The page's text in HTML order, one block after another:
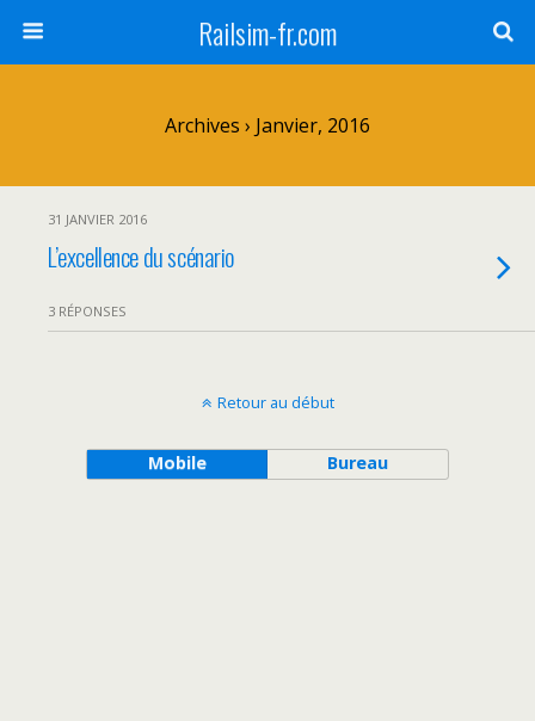
Railsim-fr.com
Archives › Janvier, 2016
31 JANVIER 2016
L’excellence du scénario
3 RÉPONSES
Retour au début
Mobile Bureau